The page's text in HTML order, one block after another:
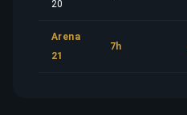
20
Arena
21
7h